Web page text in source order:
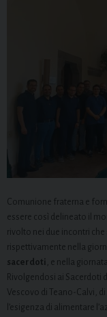
Comunione fraterna e
essere così delineato il
rivolto nei due incontri
rispettivamente nella
sacerdoti
, e nella
Rivolgendosi ai Sacerdoti
Vescovo di Teano-Calvi,
l’esigenza di alimentare